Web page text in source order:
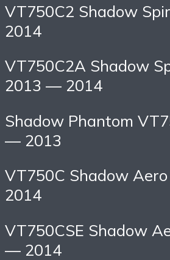
VT750C2 Shadow
2014
VT750C2A Shadow
2013 — 2014
Shadow Phantom
— 2013
VT750C Shadow
2014
VT750CSE Shadow
— 2014